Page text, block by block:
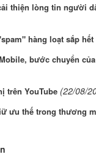
thiện lòng tin người
hàng loạt sắp
bước chuyển
trên YouTube (22/08/
ưu thế trong thương